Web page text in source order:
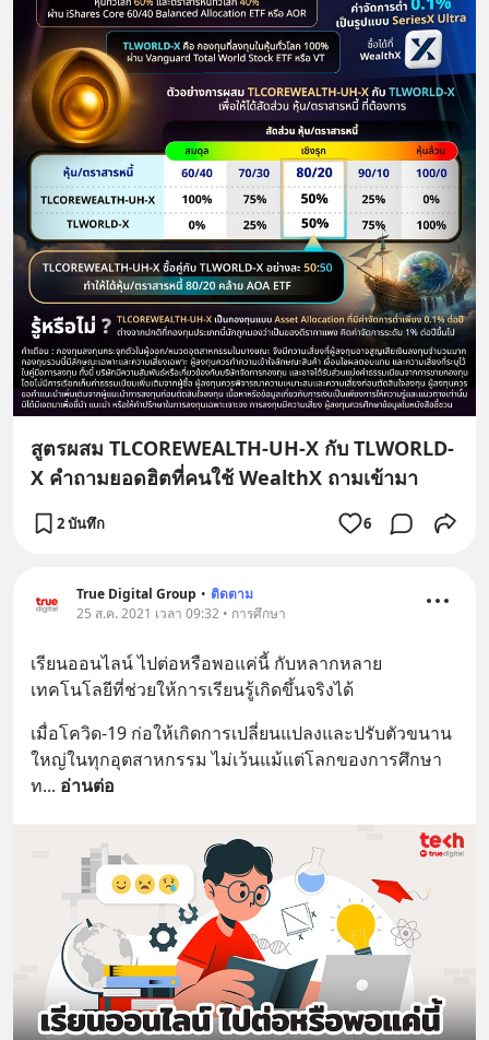
สูตรผสม TLCOREWEALTH-UH-X กับ TLWORLD-
X คำถามยอดฮิตที่คนใช้ WealthX ถามเข้ามา
2 บันทึก 6
True Digital Group • ติดตาม
25 ส.ค. 2021 เวลา 09:32 • การศึกษา
เรียนออนไลน์ ไปต่อหรือพอแค่นี้ กับหลากหลาย
เทคโนโลยีที่ช่วยให้การเรียนรู้เกิดขึ้นจริงได้
เมื่อโควิด-19 ก่อให้เกิดการเปลี่ยนแปลงและปรับตัวขนาน
ใหญ่ในทุกอุตสาหกรรม ไม่เว้นแม้แต่โลกของการศึกษา
ท... อ่านต่อ